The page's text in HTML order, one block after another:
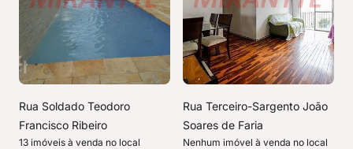
Rua Soldado Teodoro
Francisco Ribeiro
13 imóveis à venda no local
Rua Terceiro-Sargento João
Soares de Faria
Nenhum imóvel à venda no local